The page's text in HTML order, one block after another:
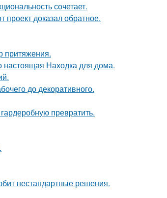
сочетает.
проект доказал обратное.
притяжения.
настоящая Находка для дома.
до декоративного.
превратить.
нестандартные решения.